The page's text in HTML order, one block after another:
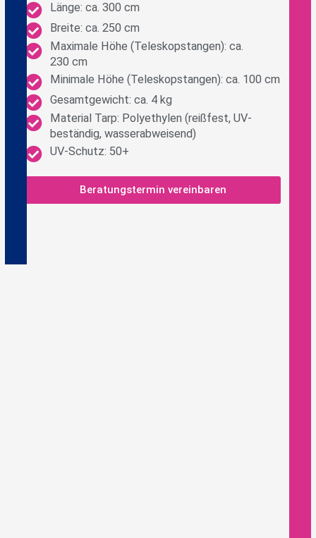
Länge: ca. 300 cm
Breite: ca. 250 cm
Maximale Höhe (Teleskopstangen): ca.
230 cm
Minimale Höhe (Teleskopstangen): ca. 100 cm
Gesamtgewicht: ca. 4 kg
Material Tarp: Polyethylen (reißfest, UV-
beständig, wasserabweisend)
UV-Schutz: 50+
Beratungstermin vereinbaren